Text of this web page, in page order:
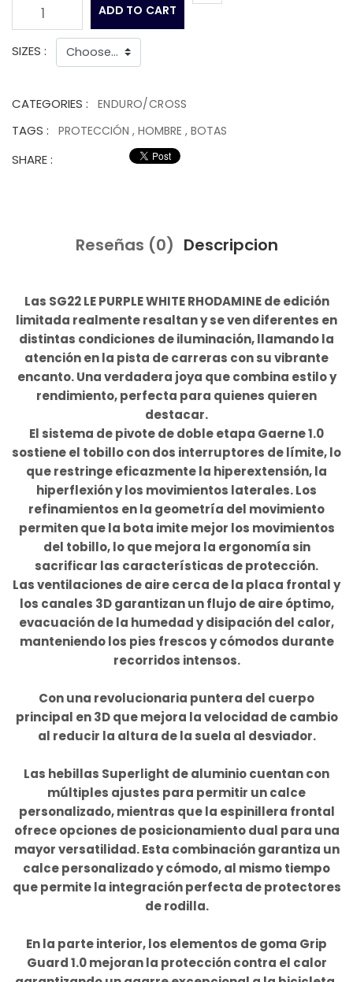
1 ADD TO CART
SIZES :
CATEGORIES : ENDURO/CROSS
TAGS : PROTECCIÓN , HOMBRE , BOTAS
SHARE :
Reseñas (0) Descripcion
Las SG22 LE PURPLE WHITE RHODAMINE de edición
limitada realmente resaltan y se ven diferentes en
distintas condiciones de iluminación, llamando la
atención en la pista de carreras con su vibrante
encanto. Una verdadera joya que combina estilo y
rendimiento, perfecta para quienes quieren
destacar.
El sistema de pivote de doble etapa Gaerne 1.0
sostiene el tobillo con dos interruptores de límite, lo
que restringe eficazmente la hiperextensión, la
hiperflexión y los movimientos laterales. Los
refinamientos en la geometría del movimiento
permiten que la bota imite mejor los movimientos
del tobillo, lo que mejora la ergonomía sin
sacrificar las características de protección.
Las ventilaciones de aire cerca de la placa frontal y
los canales 3D garantizan un flujo de aire óptimo,
evacuación de la humedad y disipación del calor,
manteniendo los pies frescos y cómodos durante
recorridos intensos.
Con una revolucionaria puntera del cuerpo
principal en 3D que mejora la velocidad de cambio
al reducir la altura de la suela al desviador.
Las hebillas Superlight de aluminio cuentan con
múltiples ajustes para permitir un calce
personalizado, mientras que la espinillera frontal
ofrece opciones de posicionamiento dual para una
mayor versatilidad. Esta combinación garantiza un
calce personalizado y cómodo, al mismo tiempo
que permite la integración perfecta de protectores
de rodilla.
En la parte interior, los elementos de goma Grip
Guard 1.0 mejoran la protección contra el calor